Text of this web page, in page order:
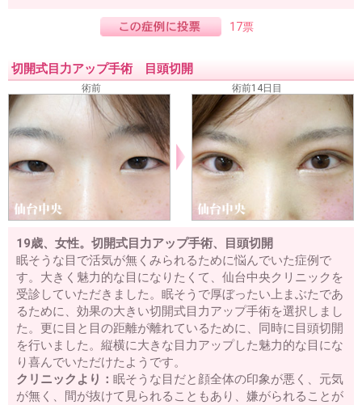
17票
切開式目力アップ手術 目頭切開
術前 術前14日目
19歳、女性。切開式目力アップ手術、目頭切開
眠そうな目で活気が無くみられるために悩んでいた症例で
す。大きく魅力的な目になりたくて、仙台中央クリニックを
受診していただきました。眠そうで厚ぼったい上まぶたであ
るために、効果の大きい切開式目力アップ手術を選択しまし
た。更に目と目の距離が離れているために、同時に目頭切開
を行いました。縦横に大きな目力アップした魅力的な目にな
り喜んでいただけたようです。
クリニックより： 眠そうな目だと顔全体の印象が悪く、元気
が無く、間が抜けて見られることもあり、嫌がられることが